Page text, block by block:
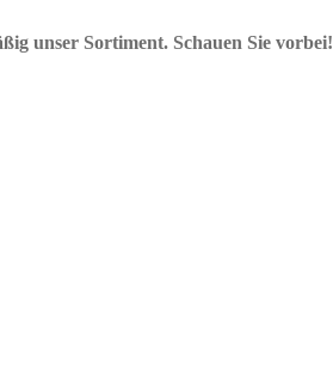
unser Sortiment. Schauen Sie vorbei!